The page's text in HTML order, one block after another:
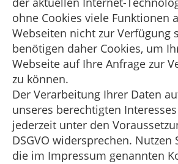
ohne Cookies viele Funktionen
Webseiten nicht zur Verfügung
benötigen daher Cookies, um
Webseite auf Ihre Anfrage zur
zu können.
Der Verarbeitung Ihrer Daten
unseres berechtigten
jederzeit unter den
DSGVO widersprechen.
die im Impressum genannten